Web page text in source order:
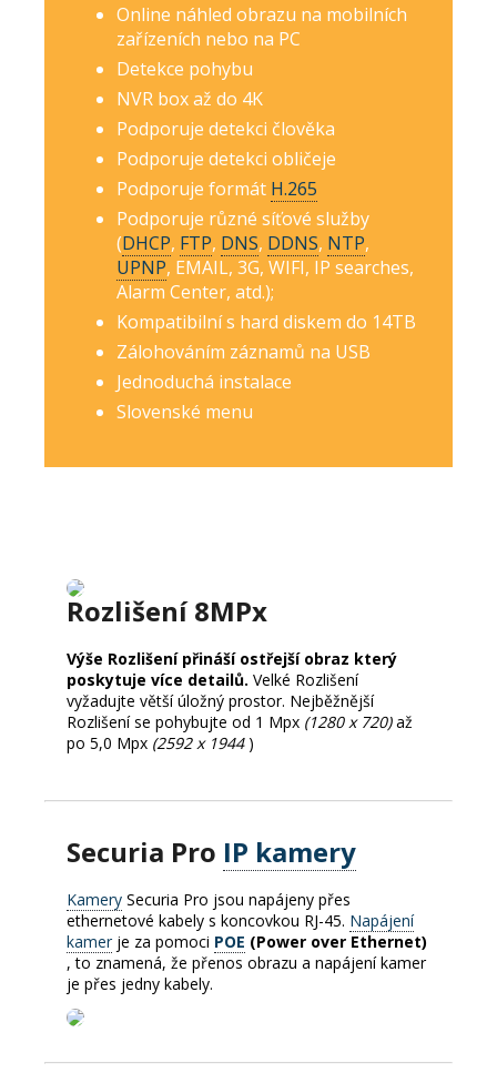
Online náhled obrazu na mobilních
zařízeních nebo na PC
Detekce pohybu
NVR box až do 4K
Podporuje detekci člověka
Podporuje detekci obličeje
Podporuje formát H.265
Podporuje různé síťové služby
(DHCP, FTP, DNS, DDNS, NTP,
UPNP, EMAIL, 3G, WIFI, IP searches,
Alarm Center, atd.);
Kompatibilní s hard diskem do 14TB
Zálohováním záznamů na USB
Jednoduchá instalace
Slovenské menu
Rozlišení 8MPx
Výše Rozlišení přináší ostřejší obraz který
poskytuje více detailů. Velké Rozlišení
vyžadujte větší úložný prostor. Nejběžnější
Rozlišení se pohybujte od 1 Mpx (1280 x 720)až
po 5,0 Mpx (2592 x 1944)
Securia Pro IP kamery
Kamery Securia Pro jsou napájeny přes
ethernetové kabely s koncovkou RJ-45. Napájení
kamer je za pomoci POE (Power over Ethernet)
, to znamená, že přenos obrazu a napájení kamer
je přes jedny kabely.